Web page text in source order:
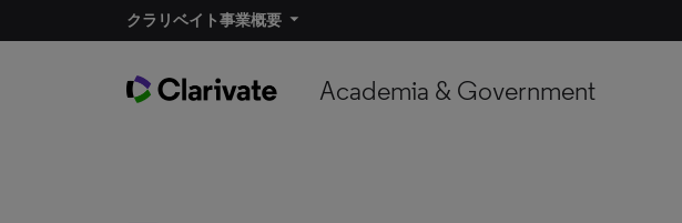
クラリベイト事業概要​
Academia & Government